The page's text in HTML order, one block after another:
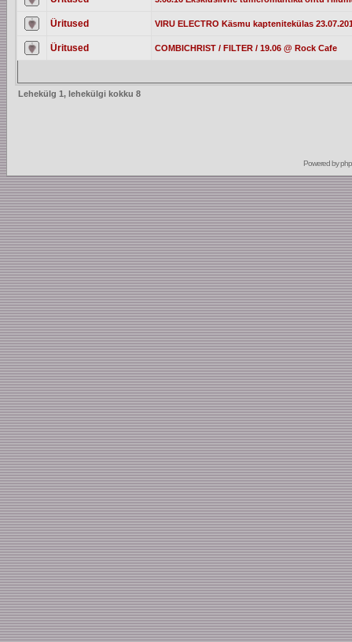
Üritused VIRU ELECTRO Käsmu kaptenitekülas
Üritused COMBICHRIST / FILTER / 19.06 @ Rock Cafe
Lehekülg 1, lehekülgi kokku 8
Powered by